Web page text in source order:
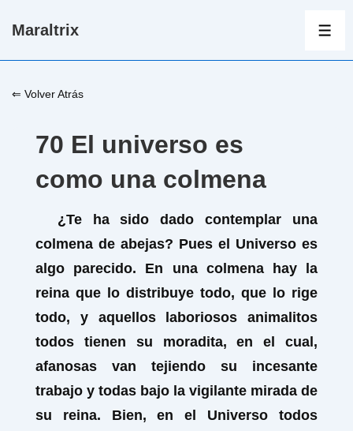
Saltar
principal
Maraltrix
⇐ Volver Atrás
70 El universo es
como una colmena
¿Te ha sido dado contemplar una
colmena de abejas? Pues el Universo es
algo parecido. En una colmena hay la
reina que lo distribuye todo, que lo rige
todo, y aquellos laboriosos animalitos
todos tienen su moradita, en el cual,
afanosas van tejiendo su incesante
trabajo y todas bajo la vigilante mirada de
su reina. Bien, en el Universo todos